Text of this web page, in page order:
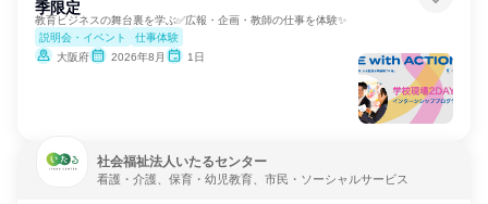
季限定
教育ビジネスの舞台裏を学ぶ✅広報・企画・教師の仕事を体験✨
説明会・イベント
仕事体験
大阪府
2026年8月 1日
社会福祉法人いたるセンター
看護・介護、保育・幼児教育、市民・ソーシャルサービス